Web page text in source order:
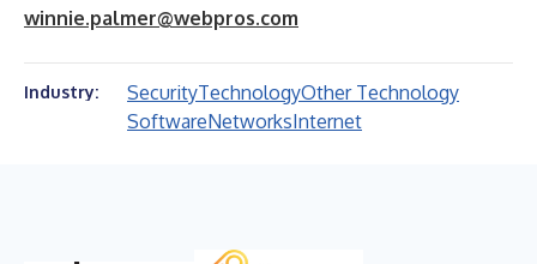
winnie.palmer@webpros.com
Industry: SecurityTechnologyOther Technology
SoftwareNetworksInternet